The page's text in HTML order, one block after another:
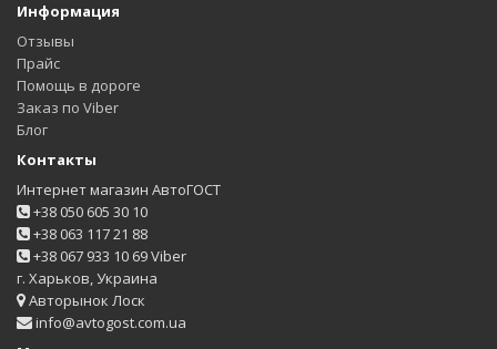
Информация
Отзывы
Прайс
Помощь в дороге
Заказ по Viber
Блог
Контакты
Интернет магазин АвтоГОСТ
+38 050 605 30 10
+38 063 117 21 88
+38 067 933 10 69 Viber
г. Харьков, Украина
Авторынок Лоск
info@avtogost.com.ua